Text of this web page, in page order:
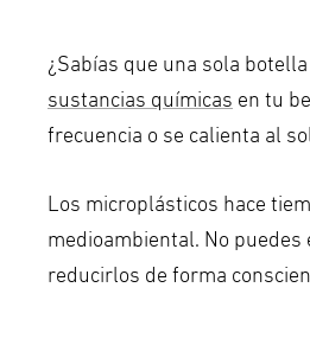
¿Sabías que una sola
sustancias químicas en tu
frecuencia o se calienta al
Los microplásticos hace
medioambiental. No
reducirlos de forma